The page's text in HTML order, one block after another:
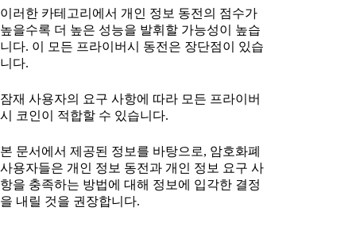
이러한 카테고리에서 개인 정보 동전의 점수가
높을수록 더 높은 성능을 발휘할 가능성이 높습
니다. 이 모든 프라이버시 동전은 장단점이 있습
니다.
잠재 사용자의 요구 사항에 따라 모든 프라이버
시 코인이 적합할 수 있습니다.
본 문서에서 제공된 정보를 바탕으로, 암호화폐
사용자들은 개인 정보 동전과 개인 정보 요구 사
항을 충족하는 방법에 대해 정보에 입각한 결정
을 내릴 것을 권장합니다.